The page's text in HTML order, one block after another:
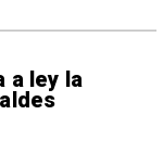
a ley la